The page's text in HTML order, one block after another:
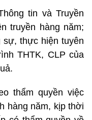
tin và Truyền
truyền hàng năm;
sự, thực hiện tuyên
THTK, CLP của
thẩm quyền việc
hàng năm, kịp thời